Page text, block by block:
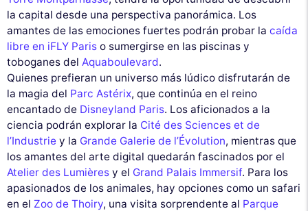
la capital desde una perspectiva panorámica. Los
amantes de las emociones fuertes podrán probar la caída
libre en iFLY Paris o sumergirse en las piscinas y
toboganes del Aquaboulevard.
Quienes prefieran un universo más lúdico disfrutarán de
la magia del Parc Astérix, que continúa en el reino
encantado de Disneyland Paris. Los aficionados a la
ciencia podrán explorar la Cité des Sciences et de
l’Industrie y la Grande Galerie de l’Évolution, mientras que
los amantes del arte digital quedarán fascinados por el
Atelier des Lumières y el Grand Palais Immersif. Para los
apasionados de los animales, hay opciones como un safari
en el Zoo de Thoiry, una visita sorprendente al Parque